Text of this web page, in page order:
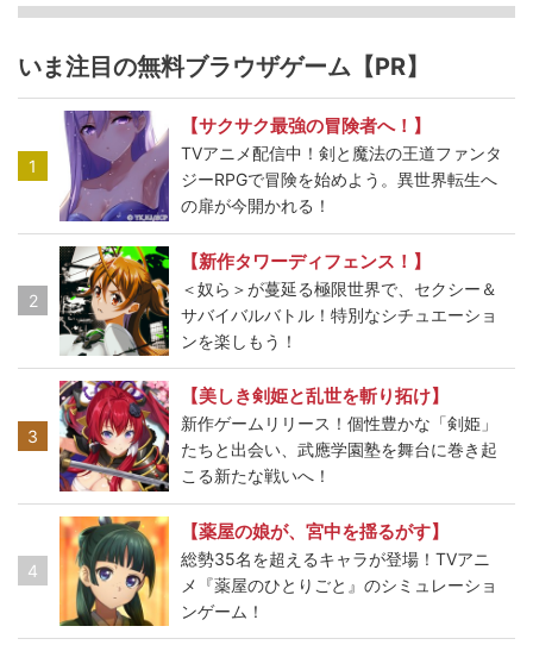
いま注目の無料ブラウザゲーム【PR】
1
【サクサク最強の冒険者へ！】
TVアニメ配信中！剣と魔法の王道ファンタ
ジーRPGで冒険を始めよう。異世界転生へ
の扉が今開かれる！
2
【新作タワーディフェンス！】
＜奴ら＞が蔓延る極限世界で、セクシー＆
サバイバルバトル！特別なシチュエーショ
ンを楽しもう！
3
【美しき剣姫と乱世を斬り拓け】
新作ゲームリリース！個性豊かな「剣姫」
たちと出会い、武應学園塾を舞台に巻き起
こる新たな戦いへ！
4
【薬屋の娘が、宮中を揺るがす】
総勢35名を超えるキャラが登場！TVアニ
メ『薬屋のひとりごと』のシミュレーショ
ンゲーム！